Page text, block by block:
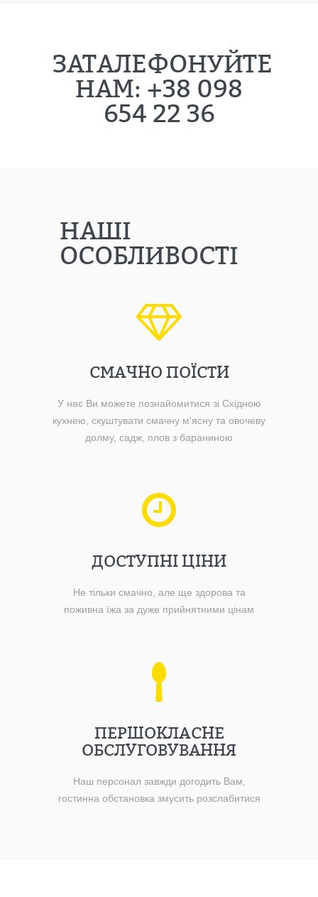
ЗАТАЛЕФОНУЙТЕ
НАМ: +38 098
654 22 36
НАШІ
ОСОБЛИВОСТІ
СМАЧНО ПОЇСТИ
У нас Ви можете познайомитися зі Східною
кухнею, скуштувати смачну м'ясну та овочеву
долму, садж, плов з бараниною
ДОСТУПНІ ЦІНИ
Не тільки смачно, але ще здорова та
поживна їжа за дуже прийнятними цінам
ПЕРШОКЛАСНЕ
ОБСЛУГОВУВАННЯ
Наш персонал завжди догодить Вам,
гостинна обстановка змусить розслабитися